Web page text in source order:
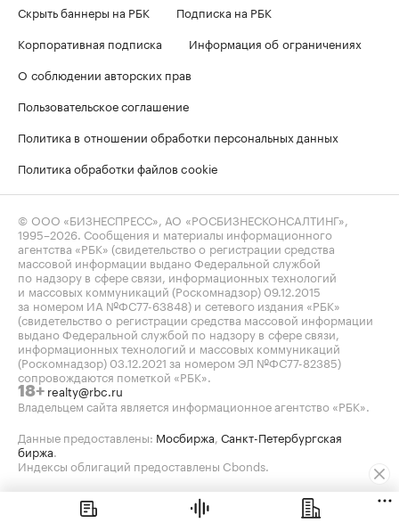
Скрыть баннеры на РБК
Подписка на РБК
Корпоративная подписка
Информация об ограничениях
О соблюдении авторских прав
Пользовательское соглашение
Политика в отношении обработки персональных данных
Политика обработки файлов cookie
© ООО «БИЗНЕСПРЕСС», АО «РОСБИЗНЕСКОНСАЛТИНГ»,
1995–2026. Сообщения и материалы информационного
агентства «РБК» (свидетельство о регистрации средства
массовой информации выдано Федеральной службой
по надзору в сфере связи, информационных технологий
и массовых коммуникаций (Роскомнадзор) 09.12.2015
за номером ИА №ФС77-63848) и сетевого издания «РБК»
(свидетельство о регистрации средства массовой информации
выдано Федеральной службой по надзору в сфере связи,
информационных технологий и массовых коммуникаций
(Роскомнадзор) 03.12.2021 за номером ЭЛ №ФС77-82385)
сопровождаются пометкой «РБК».
18+ realty@rbc.ru
Владельцем сайта является информационное агентство «РБК».
Данные предоставлены: Мосбиржа, Санкт-Петербургская
биржа.
Индексы облигаций предоставлены Cbonds.